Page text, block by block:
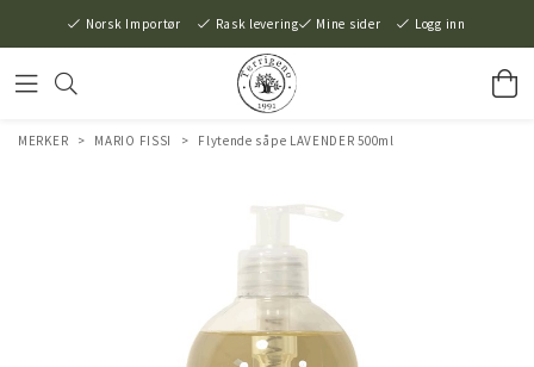
Norsk Importør Rask levering Mine sider Logg inn
MERKER > MARIO FISSI > Flytende såpe LAVENDER 500ml